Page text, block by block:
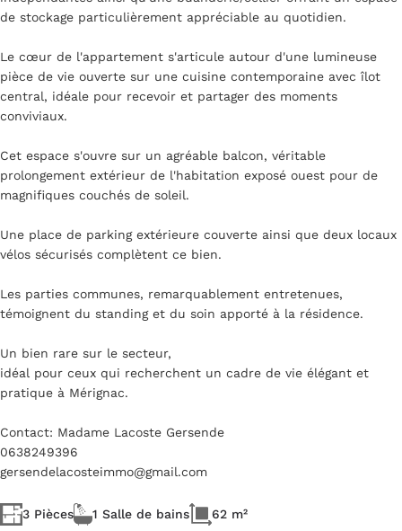
de stockage particulièrement appréciable au quotidien.
Le cœur de l'appartement s'articule autour d'une lumineuse
pièce de vie ouverte sur une cuisine contemporaine avec îlot
central, idéale pour recevoir et partager des moments
conviviaux.
Cet espace s'ouvre sur un agréable balcon, véritable
prolongement extérieur de l'habitation exposé ouest pour de
magnifiques couchés de soleil.
Une place de parking extérieure couverte ainsi que deux locaux
vélos sécurisés complètent ce bien.
Les parties communes, remarquablement entretenues,
témoignent du standing et du soin apporté à la résidence.
Un bien rare sur le secteur,
idéal pour ceux qui recherchent un cadre de vie élégant et
pratique à Mérignac.
Contact: Madame Lacoste Gersende
0638249396
gersendelacosteimmo@gmail.com
3 Pièces 1 Salle de bains 62 m²